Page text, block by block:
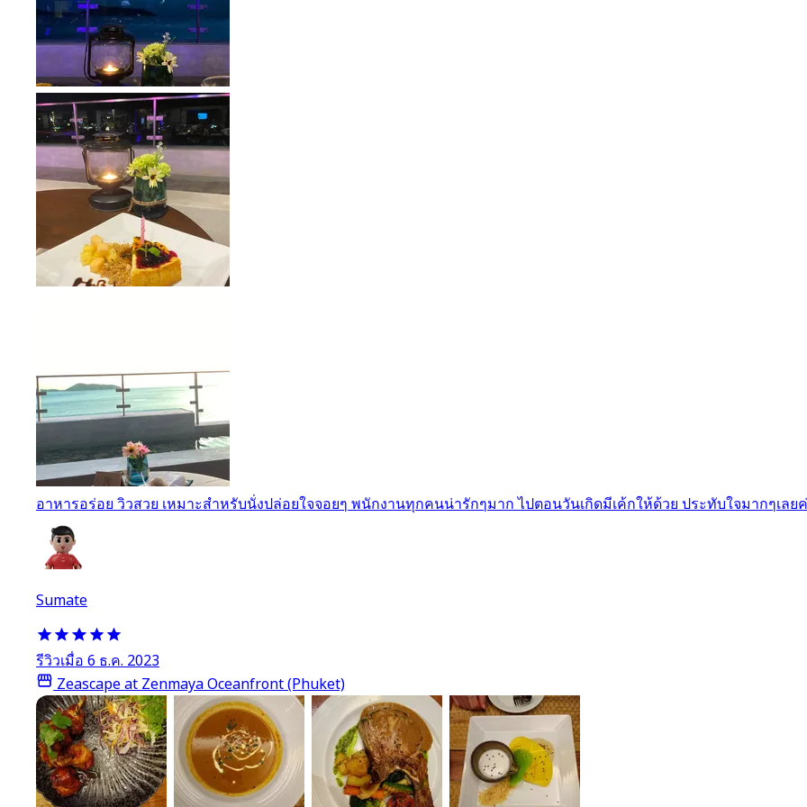
อาหารอร่อย วิวสวย เหมาะสำหรับนั่งปล่อยใจจอยๆ พนักงานทุกคนน่ารักๆมาก ไปตอนวันเกิดมีเค้กให้ด้วย ประทับใจมากๆเล
Sumate
รีวิวเมื่อ 6 ธ.ค. 2023
Zeascape at Zenmaya Oceanfront (Phuket)